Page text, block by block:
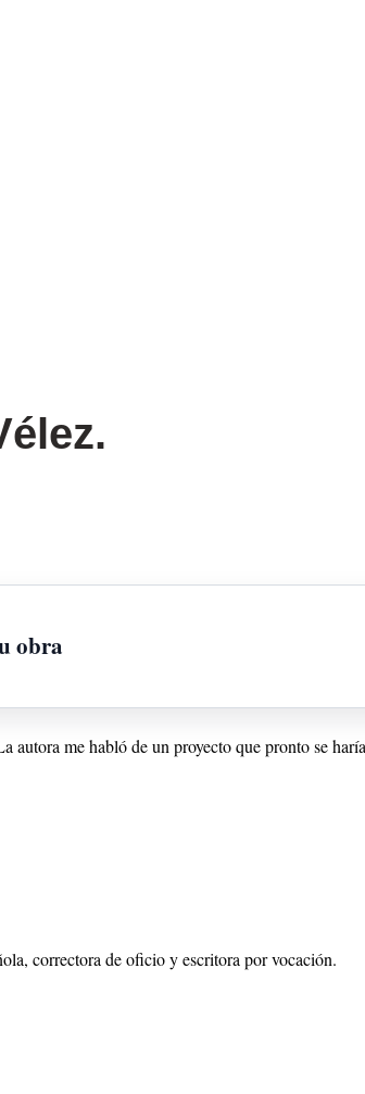
obra
me habló de un proyecto que pronto se
correctora de oficio y escritora por vocación.